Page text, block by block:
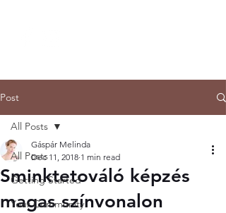
Post
All Posts
Getting Started
Your Community
All Posts
Sminktetováló képzés
magas színvonalon
Gáspár Melinda
Dec 11, 2018 1 min read